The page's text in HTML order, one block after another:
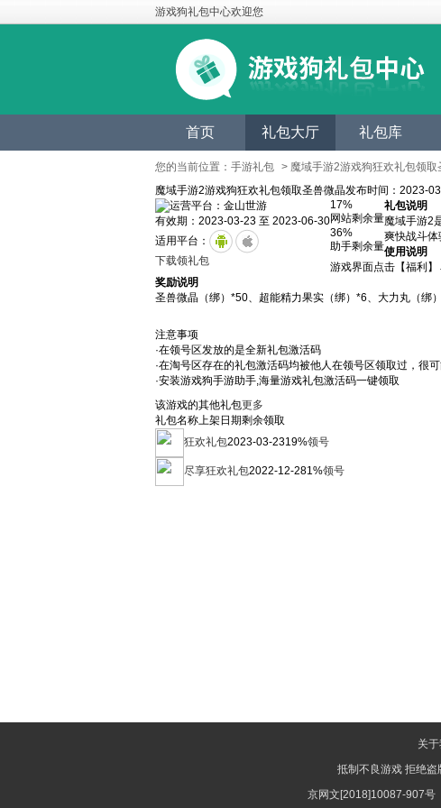
游戏狗礼包中心欢迎您
首页 礼包大厅 礼包库
您的当前位置： 手游礼包 > 魔域手游2游戏狗狂欢礼包领取
魔域手游2游戏狗狂欢礼包领取圣兽微晶发布时间：2023-
运营平台：金山世游
有效期：2023-03-23 至 2023-06-30
适用平台：
下载领礼包
17%
网站剩余量
36%
助手剩余量
礼包说明
魔域手游2
爽快战斗体
使用说明
游戏界面点击【福利
奖励说明
圣兽微晶（绑）*50、超能精力果实（绑）*6、大力丸（绑
注意事项
·在领号区发放的是全新礼包激活码
·在淘号区存在的礼包激活码均被他人在领号区领取过，很
·安装游戏狗手游助手,海量游戏礼包激活码一键领取
该游戏的其他礼包更多
礼包名称上架日期剩余领取
狂欢礼包2023-03-2319%领号
尽享狂欢礼包2022-12-281%领号
关
抵制不良游戏 拒绝
京网文[2018]10087-907号